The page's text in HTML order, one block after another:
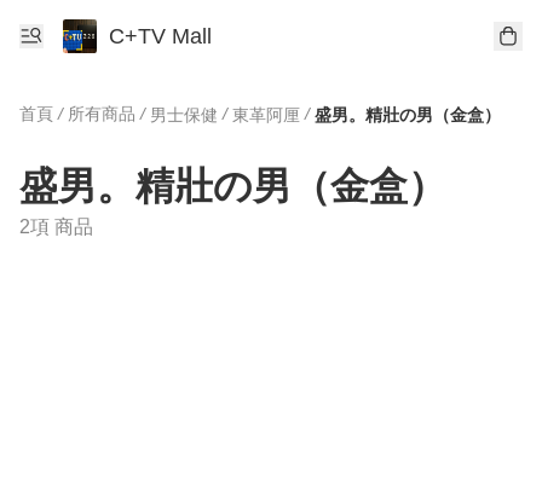
C+TV Mall
首頁 / 所有商品 / 男士保健 / 東革阿厘 / 盛男。精壯の男（金盒）
盛男。精壯の男（金盒）
2項 商品